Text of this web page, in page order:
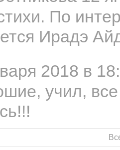
По
Ирадэ
2018 в
учил,